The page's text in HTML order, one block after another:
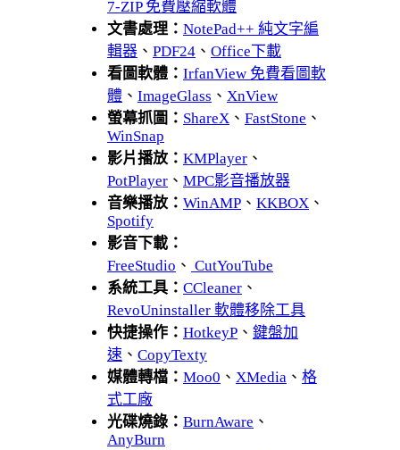
7-ZIP 免費壓縮軟體
文書處理： NotePad++ 純文字編
輯器 、 PDF24 、 Office下載
看圖軟體： IrfanView 免費看圖軟
體 、 ImageGlass 、 XnView
螢幕抓圖： ShareX 、 FastStone 、
WinSnap
影片播放： KMPlayer 、
PotPlayer 、 MPC影音播放器
音樂播放： WinAMP 、 KKBOX 、
Spotify
影音下載：
FreeStudio 、 CutYouTube
系統工具： CCleaner 、
RevoUninstaller 軟體移除工具
快捷操作： HotkeyP 、 鍵盤加
速 、 CopyTexty
媒體轉檔： Moo0 、 XMedia 、 格
式工廠
光碟燒錄： BurnAware 、
AnyBurn